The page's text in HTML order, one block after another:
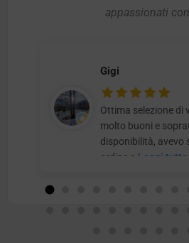
appassionati
Gigi
Ottima selezione di
molto buoni e
disponibilità, avevo
ordine e Leggi tutto